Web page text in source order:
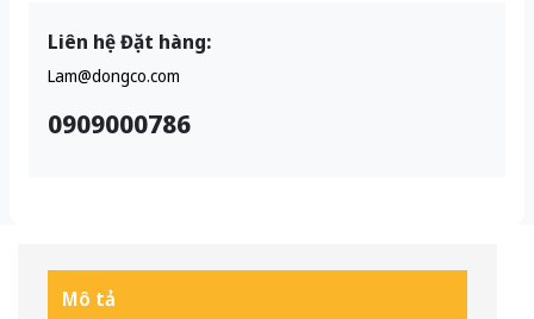
Liên hệ Đặt hàng:
Lam@dongco.com
0909000786
Mô tả